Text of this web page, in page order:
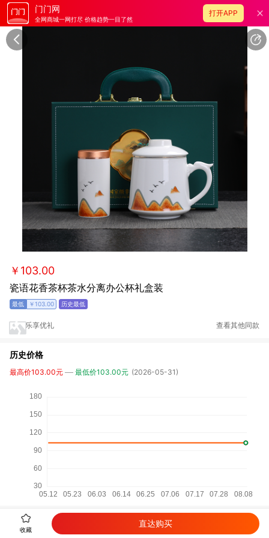
门门网
全网商城一网打尽 价格趋势一目了然
打开APP
￥103.00
瓷语花香茶杯茶水分离办公杯礼盒装
￥103.00
乐享优礼 查看其他同款
历史价格
最高价103.00元 最低价103.00元 (2026-05-31)
详细参数
收藏
直达购买